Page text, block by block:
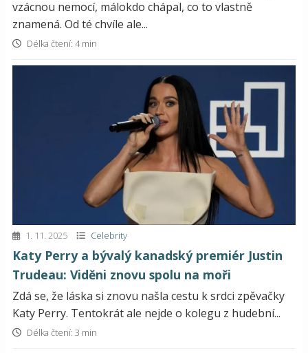
vzácnou nemocí, málokdo chápal, co to vlastně
znamená. Od té chvíle ale...
Délka čtení: 4 min
1. 11. 2025 Celebrity
Katy Perry a bývalý kanadský premiér Justin
Trudeau: Viděni znovu spolu na moři
Zdá se, že láska si znovu našla cestu k srdci zpěvačky
Katy Perry. Tentokrát ale nejde o kolegu z hudební...
Délka čtení: 3 min